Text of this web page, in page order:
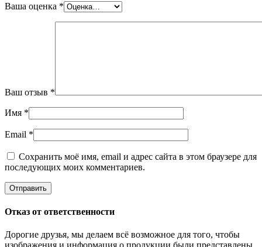
Ваша оценка *
Ваш отзыв *
Имя *
Email *
Сохранить моё имя, email и адрес сайта в этом браузере для
последующих моих комментариев.
Отказ от ответственности
Дорогие друзья, мы делаем всё возможное для того, чтобы